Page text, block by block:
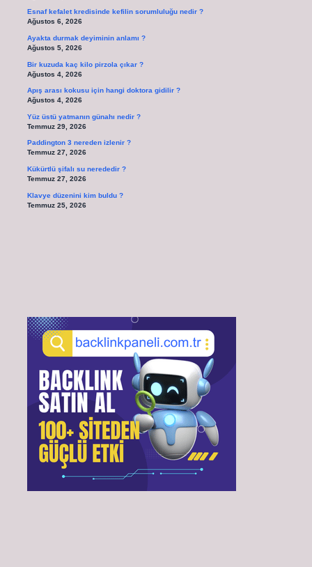
Esnaf kefalet kredisinde kefilin sorumluluğu nedir ?
Ağustos 6, 2026
Ayakta durmak deyiminin anlamı ?
Ağustos 5, 2026
Bir kuzuda kaç kilo pirzola çıkar ?
Ağustos 4, 2026
Apış arası kokusu için hangi doktora gidilir ?
Ağustos 4, 2026
Yüz üstü yatmanın günahı nedir ?
Temmuz 29, 2026
Paddington 3 nereden izlenir ?
Temmuz 27, 2026
Kükürtlü şifalı su nerededir ?
Temmuz 27, 2026
Klavye düzenini kim buldu ?
Temmuz 25, 2026